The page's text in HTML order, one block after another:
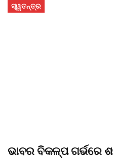
ସ୍ୱତନ୍ତ୍ର
ଭାବର ବିକଳ୍ପ ଗର୍ଭରେ